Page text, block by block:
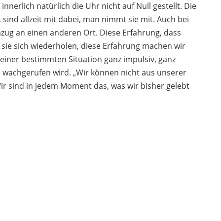
natürlich die Uhr nicht auf Null gestellt. Die
allzeit mit dabei, man nimmt sie mit. Auch bei
an einen anderen Ort. Diese Erfahrung, dass
sich wiederholen, diese Erfahrung machen wir
bestimmten Situation ganz impulsiv, ganz
wird. „Wir können nicht aus unserer
sind in jedem Moment das, was wir bisher gelebt